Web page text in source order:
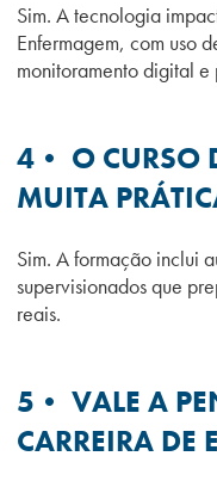
Sim. A tecnologia
Enfermagem, com uso
monitoramento digital
4• O CURSO
MUITA
Sim. A formação inclui
supervisionados que
reais.
5• VALE A
CARREIRA DE